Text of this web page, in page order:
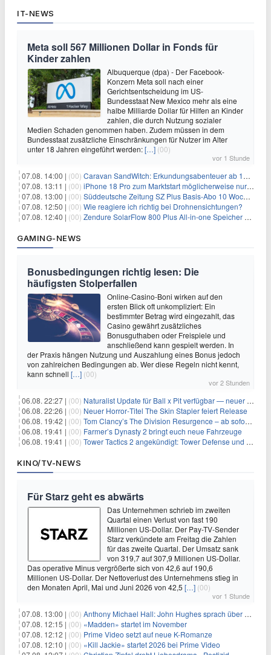
IT-NEWS
Meta soll 567 Millionen Dollar in Fonds für
Kinder zahlen
Albuquerque (dpa) - Der Facebook-
Konzern Meta soll nach einer
Gerichtsentscheidung im US-
Bundesstaat New Mexico mehr als eine
halbe Milliarde Dollar für Hilfen an Kinder
zahlen, die durch Nutzung sozialer
Medien Schaden genommen haben. Zudem müssen in dem
Bundesstaat zusätzliche Einschränkungen für Nutzer im Alter
unter 18 Jahren eingeführt werden:[…] (00)
vor 1 Stunde
07.08. 14:00 | (00) Caravan SandWitch: Erkundungsabenteuer ab 13.08. gratis im Epic Games Store
07.08. 13:11 | (00) iPhone 18 Pro zum Marktstart möglicherweise nur begrenzt verfügbar
07.08. 13:00 | (00) Süddeutsche Zeitung SZ Plus Basis-Abo 10 Wochen für 10€
07.08. 12:50 | (00) Wie reagiere ich richtig bei Drohnensichtungen?
07.08. 12:40 | (00) Zendure SolarFlow 800 Plus All-in-one Speicher + Zusatzspeicher AB2000L für 618,96€ – 3,84kWh fürs Balkonkraftwerk
GAMING-NEWS
Bonusbedingungen richtig lesen: Die
häufigsten Stolperfallen
Online-Casino-Boni wirken auf den
ersten Blick oft unkompliziert: Ein
bestimmter Betrag wird eingezahlt, das
Casino gewährt zusätzliches
Bonusguthaben oder Freispiele und
anschließend kann gespielt werden. In
der Praxis hängen Nutzung und Auszahlung eines Bonus jedoch
von zahlreichen Bedingungen ab. Wer diese Regeln nicht kennt,
kann schnell […] (00)
vor 2 Stunden
06.08. 22:27 | (00) Naturalist Update für Ball x Pit verfügbar — neuer Content auf allen Plattformen
06.08. 22:26 | (00) Neuer Horror‑Titel The Skin Stapler feiert Release
06.08. 19:42 | (00) Tom Clancy’s The Division Resurgence – ab sofort für euch verfügbar
06.08. 19:41 | (00) Farmer’s Dynasty 2 bringt euch neue Fahrzeuge
06.08. 19:41 | (00) Tower Tactics 2 angekündigt: Tower Defense und Deckbuilding Kombo kehrt zurück
KINO/TV-NEWS
Für Starz geht es abwärts
Das Unternehmen schrieb im zweiten
Quartal einen Verlust von fast 190
Millionen US-Dollar. Der Pay-TV-Sender
Starz verkündete am Freitag die Zahlen
für das zweite Quartal. Der Umsatz sank
von 319,7 auf 307,9 Millionen US-Dollar.
Das operative Minus vergrößerte sich von 42,6 auf 190,6
Millionen US-Dollar. Der Nettoverlust des Unternehmens stieg in
den Monaten April, Mai und Juni 2026 von 42,5 […] (00)
vor 1 Stunde
07.08. 13:00 | (00) Anthony Michael Hall: John Hughes sprach über eine Fortsetzung von 'The Breakfast Club'
07.08. 12:15 | (00) «Madden» startet im November
07.08. 12:12 | (00) Prime Video setzt auf neue K-Romanze
07.08. 12:10 | (00) «Kill Jackie» startet 2026 bei Prime Video